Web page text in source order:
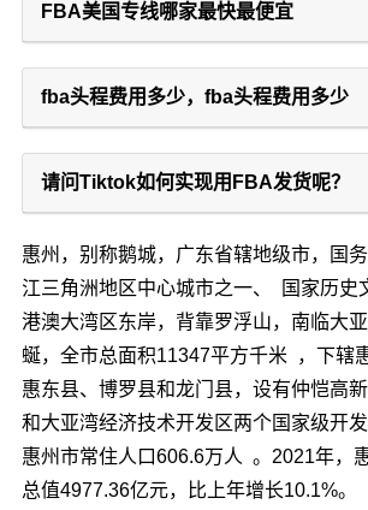
FBA美国专线哪家最快最便宜
fba头程费用多少，fba头程费用多少
请问Tiktok如何实现用FBA发货呢？
惠州，别称鹅城，广东省辖地级市，国
江三角洲地区中心城市之一、 国家历史
港澳大湾区东岸，背靠罗浮山，南临大
蜒，全市总面积11347平方千米 ，下辖
惠东县、博罗县和龙门县，设有仲恺高
和大亚湾经济技术开发区两个国家级开发
惠州市常住人口606.6万人 。2021年，
总值4977.36亿元，比上年增长10.1%。